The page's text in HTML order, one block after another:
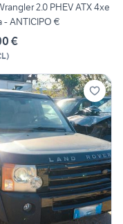
2.0 PHEV ATX 4xe
- ANTICIPO €
€
)